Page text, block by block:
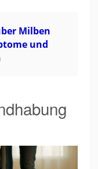
Milben
und